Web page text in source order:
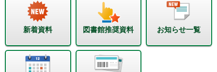
新着資料 図書館推奨資料 お知らせ一覧